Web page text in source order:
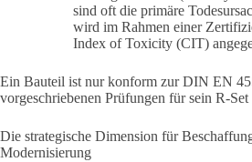
sind oft die primäre
wird im Rahmen einer
Index of Toxicity (CIT)
Ein Bauteil ist nur konform zur DIN EN
vorgeschriebenen Prüfungen für sein R-Set
Die strategische Dimension für
Modernisierung